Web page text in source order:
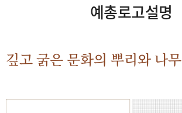
예총로고설명
깊고 굵은 문화의 뿌리와 나무